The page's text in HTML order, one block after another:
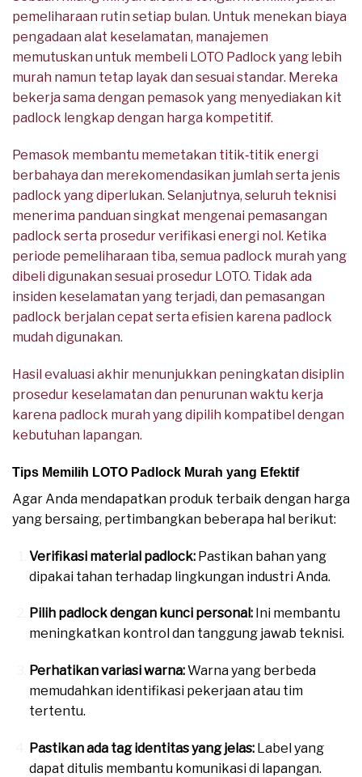
pemeliharaan rutin setiap bulan. Untuk menekan biaya
pengadaan alat keselamatan, manajemen
memutuskan untuk membeli LOTO Padlock yang lebih
murah namun tetap layak dan sesuai standar. Mereka
bekerja sama dengan pemasok yang menyediakan kit
padlock lengkap dengan harga kompetitif.
Pemasok membantu memetakan titik‑titik energi
berbahaya dan merekomendasikan jumlah serta jenis
padlock yang diperlukan. Selanjutnya, seluruh teknisi
menerima panduan singkat mengenai pemasangan
padlock serta prosedur verifikasi energi nol. Ketika
periode pemeliharaan tiba, semua padlock murah yang
dibeli digunakan sesuai prosedur LOTO. Tidak ada
insiden keselamatan yang terjadi, dan pemasangan
padlock berjalan cepat serta efisien karena padlock
mudah digunakan.
Hasil evaluasi akhir menunjukkan peningkatan disiplin
prosedur keselamatan dan penurunan waktu kerja
karena padlock murah yang dipilih kompatibel dengan
kebutuhan lapangan.
Tips Memilih LOTO Padlock Murah yang Efektif
Agar Anda mendapatkan produk terbaik dengan harga
yang bersaing, pertimbangkan beberapa hal berikut:
Verifikasi material padlock:Pastikan bahan yang
dipakai tahan terhadap lingkungan industri Anda.
Pilih padlock dengan kunci personal:Ini membantu
meningkatkan kontrol dan tanggung jawab teknisi.
Perhatikan variasi warna:Warna yang berbeda
memudahkan identifikasi pekerjaan atau tim
tertentu.
Pastikan ada tag identitas yang jelas:Label yang
dapat ditulis membantu komunikasi di lapangan.